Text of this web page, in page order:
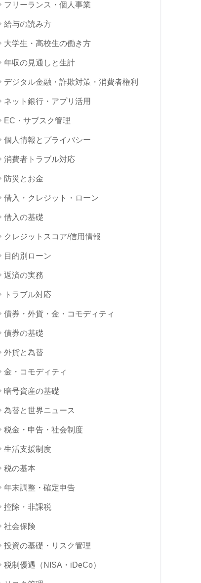
フリーランス・個人事業
給与の読み方
大学生・高校生の働き方
年収の見通しと生計
デジタル金融・詐欺対策・消費者権利
ネット銀行・アプリ活用
EC・サブスク管理
個人情報とプライバシー
消費者トラブル対応
防災とお金
借入・クレジット・ローン
借入の基礎
クレジットスコア/信用情報
目的別ローン
返済の実務
トラブル対応
債券・外貨・金・コモディティ
債券の基礎
外貨と為替
金・コモディティ
暗号資産の基礎
為替と世界ニュース
税金・申告・社会制度
生活支援制度
税の基本
年末調整・確定申告
控除・非課税
社会保険
投資の基礎・リスク管理
税制優遇（NISA・iDeCo）